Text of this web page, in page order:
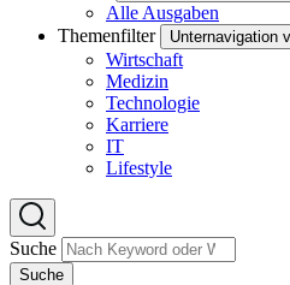
Alle Ausgaben
Themenfilter
Unternavigation
Wirtschaft
Medizin
Technologie
Karriere
IT
Lifestyle
Suche
Suche